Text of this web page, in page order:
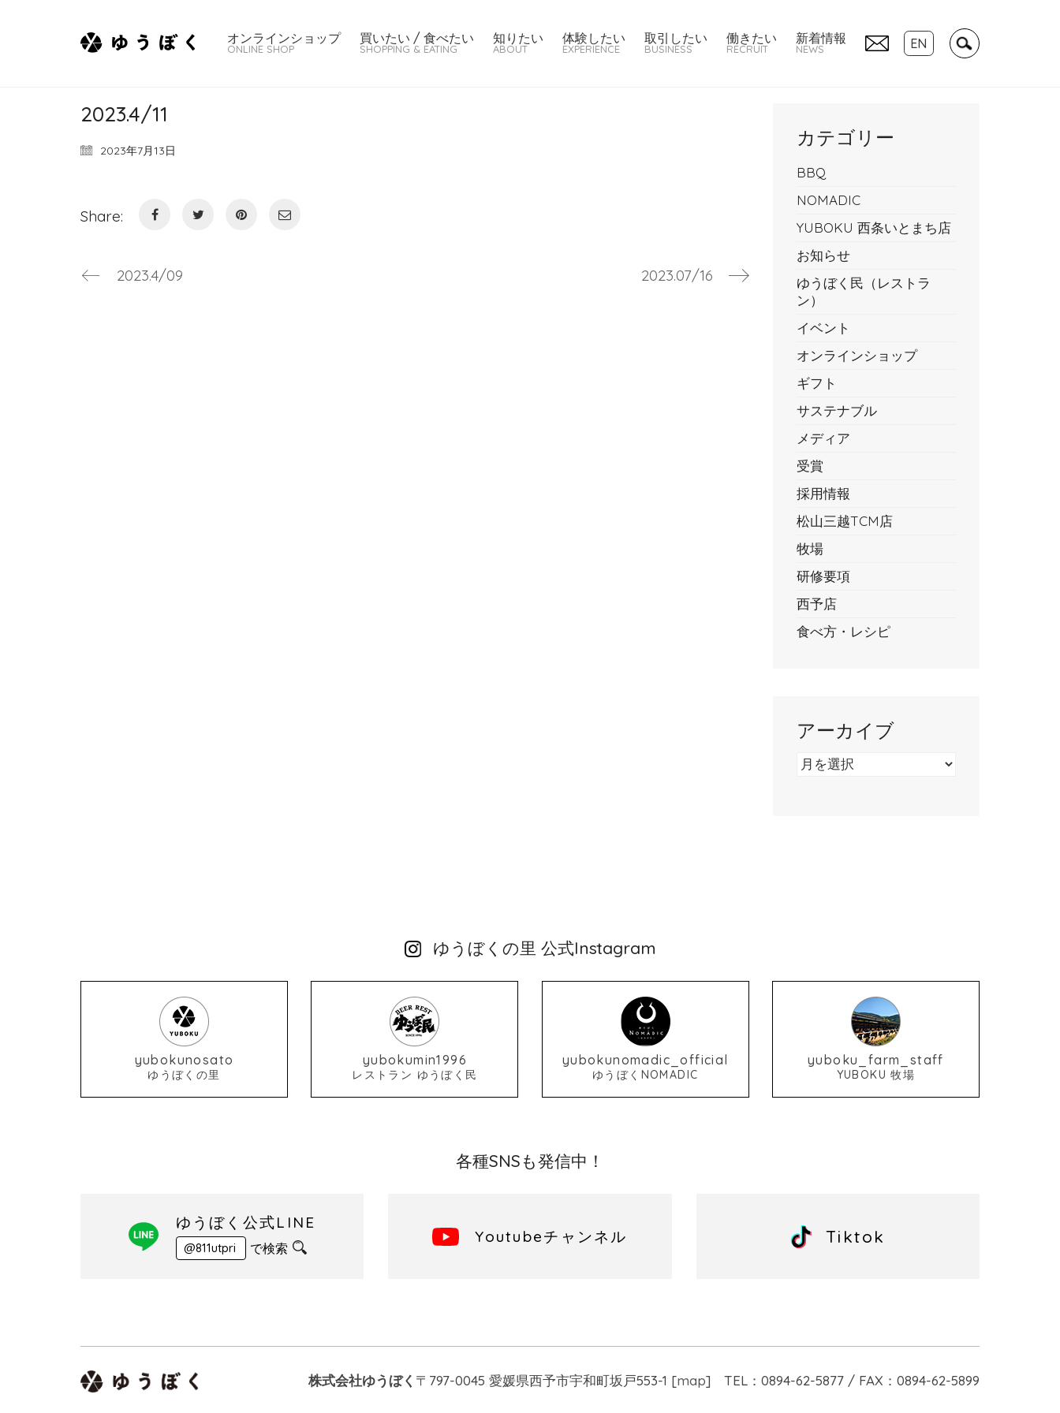
オンラインショップ
ONLINE SHOP
買いたい / 食べたい
SHOPPING & EATING
知りたい
ABOUT
体験したい
EXPERIENCE
取引したい
BUSINESS
働きたい
RECRUIT
新着情報
NEWS EN
2023.4/11
2023年7月13日
Share:
2023.4/09 2023.07/16
カテゴリー
BBQ
NOMADIC
YUBOKU 西条いとまち店
お知らせ
ゆうぼく民（レストラ
ン）
イベント
オンラインショップ
ギフト
サステナブル
メディア
受賞
採用情報
松山三越TCM店
牧場
研修要項
西予店
食べ方・レシピ
アーカイブ
ア
ゆうぼくの里 公式Instagram
yubokunosato
ゆうぼくの里
yubokumin1996
レストラン ゆうぼく民
yubokunomadic_official
ゆうぼくNOMADIC
yuboku_farm_staff
YUBOKU 牧場
各種SNSも発信中！
ゆうぼく公式LINE
@811utpri で検索
Youtubeチャンネル Tiktok
株式会社ゆうぼく 〒797-0045 愛媛県西予市宇和町坂戸553-1 [map] TEL：0894-62-5877 / FAX：0894-62-5899